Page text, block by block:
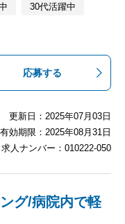
30代活躍中
応募する
更新日：2025年07月03日
有効期限：2025年08月31日
求人ナンバー：010222-050
グ/病院内で軽